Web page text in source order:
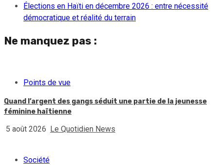
Élections en Haïti en décembre 2026 : entre nécessité
démocratique et réalité du terrain
Ne manquez pas :
Points de vue
Quand l’argent des gangs séduit une partie de la jeunesse
féminine haïtienne
5 août 2026 Le Quotidien News
Société